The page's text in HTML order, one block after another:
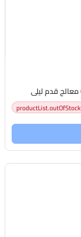
productList.outOfStock